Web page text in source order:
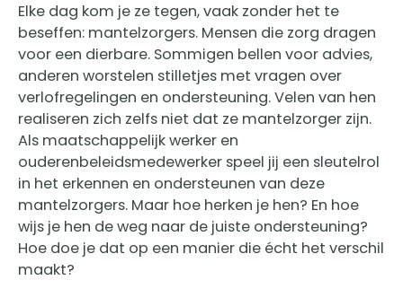
Elke dag kom je ze tegen, vaak zonder het te
beseffen: mantelzorgers. Mensen die zorg dragen
voor een dierbare. Sommigen bellen voor advies,
anderen worstelen stilletjes met vragen over
verlofregelingen en ondersteuning. Velen van hen
realiseren zich zelfs niet dat ze mantelzorger zijn.
Als maatschappelijk werker en
ouderenbeleidsmedewerker speel jij een sleutelrol
in het erkennen en ondersteunen van deze
mantelzorgers. Maar hoe herken je hen? En hoe
wijs je hen de weg naar de juiste ondersteuning?
Hoe doe je dat op een manier die écht het verschil
maakt?